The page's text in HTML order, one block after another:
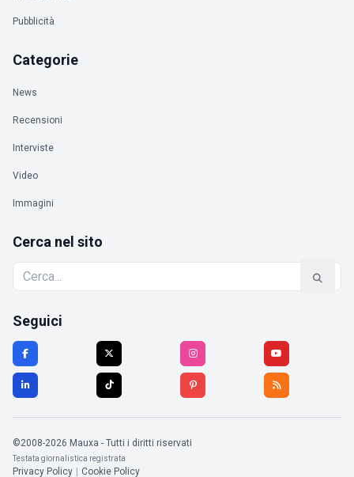
Pubblicità
Categorie
News
Recensioni
Interviste
Video
Immagini
Cerca nel sito
Seguici
©2008-2026 Mauxa - Tutti i diritti riservati
Testata giornalistica registrata
Privacy Policy Cookie Policy